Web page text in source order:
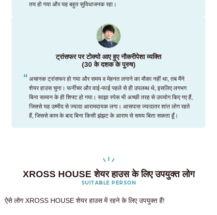
तय हो गया और यह बहुत सुविधाजनक रहा।
ट्रांसफर पर टोक्यो आए हुए नौकरीपेशा व्यक्ति
(30 के दशक के पुरुष)
अचानक ट्रांसफर हो गया और समय व मेहनत लगाने का मौका नहीं था, तब मैंने
शेयर हाउस चुना। फर्नीचर और वाई-फाई पहले से ही उपलब्ध थे, इसलिए लगभग
बिना सामान के ही शिफ्ट हो गया। साझा स्पेस भी अच्छी तरह से उपयोग किए गए हैं,
जिससे यह उम्मीद से ज्यादा आरामदायक लगा। आसपास ज्यादातर शांत लोग रहते
हैं, जिससे काम के बाद बिना किसी झंझट के आराम से समय बिता सकता हूँ।
XROSS HOUSE शेयर हाउस के लिए उपयुक्त लोग
SUITABLE PERSON
ऐसे लोग XROSS HOUSE शेयर हाउस में रहने के लिए उपयुक्त हैं!